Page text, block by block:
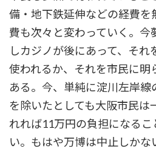
備・地下鉄延伸などの経費を
費も次々と変わっていく。今
しカジノが後にあって、それ
使われるか、それを市民に明
ある。今、単純に淀川左岸
を除いたとしても大阪市民は
れれば11万円の負担になる
い。もはや万博は中止しかな